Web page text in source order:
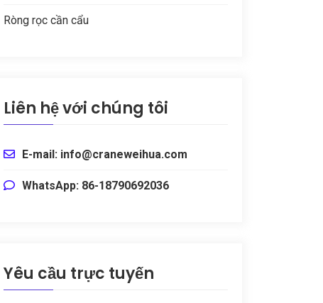
Ròng rọc cần cẩu
Liên hệ với chúng tôi
E-mail: info@craneweihua.com
WhatsApp: 86-18790692036
Yêu cầu trực tuyến